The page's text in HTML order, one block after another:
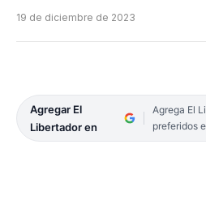
19 de diciembre de 2023
Agregar El
Libertador en
Agrega El
preferidos